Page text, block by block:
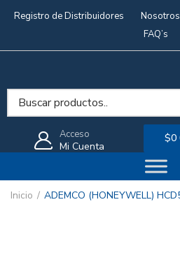
Registro de Distribuidores Nosotros
FAQ’s
Acceso
Mi Cuenta
$0
Inicio ADEMCO (HONEYWELL)